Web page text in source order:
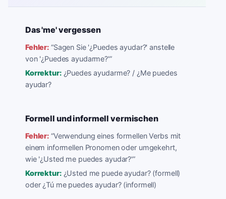
Das 'me' vergessen
Fehler: “Sagen Sie '¿Puedes ayudar?' anstelle
von '¿Puedes ayudarme?'”
Korrektur: ¿Puedes ayudarme? / ¿Me puedes
ayudar?
Formell und informell vermischen
Fehler: “Verwendung eines formellen Verbs mit
einem informellen Pronomen oder umgekehrt,
wie '¿Usted me puedes ayudar?'”
Korrektur: ¿Usted me puede ayudar? (formell)
oder ¿Tú me puedes ayudar? (informell)